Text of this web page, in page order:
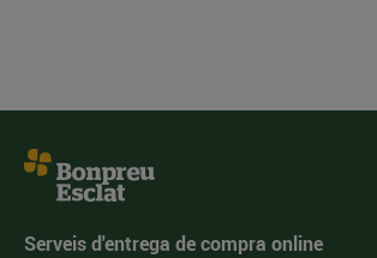
Serveis d'entrega de compra online